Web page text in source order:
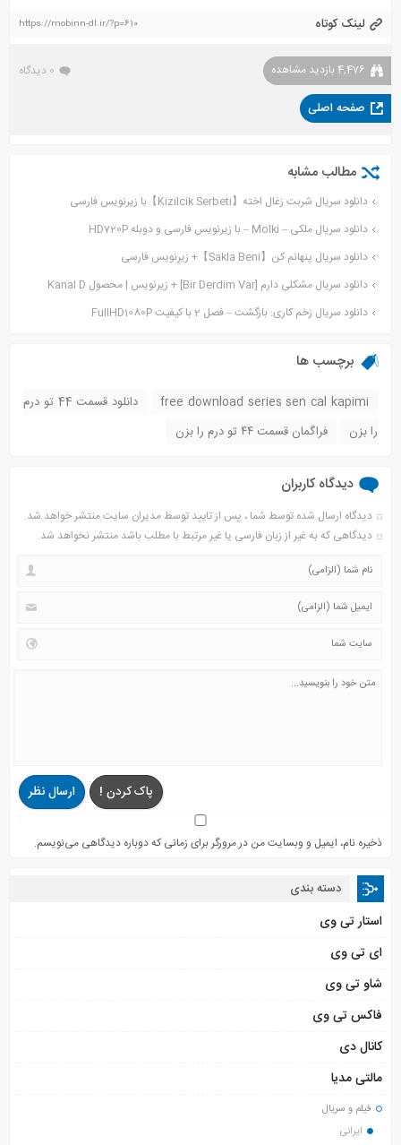
لینک کوتاه https://mobinn-dl.ir/?p=610
4,476 بازدید مشاهده 0 دیدگاه
صفحه اصلی
مطالب مشابه
دانلود سریال شربت زغال اخته【Kizilcik Serbeti】با زیرنویس فارسی
دانلود سریال ملکی – Molki – با زیرنویس فارسی و دوبله HD720P
دانلود سریال پنهانم کن【Sakla Beni】+ زیرنویس فارسی
دانلود سریال مشکلی دارم [Bir Derdim Var] + زیرنویس | محصول Kanal D
دانلود سریال زخم کاری: بازگشت – فصل 2 با کیفیت FullHD1080P
برچسب ها
free download series sen cal kapimi
دانلود قسمت 44 تو درم
را بزن
فراگمان قسمت ۴۴ تو درم را بزن
دیدگاه کاربران
دیدگاه ارسال شده توسط شما ، پس از تایید توسط مدیران سایت منتشر خواهد شد.
دیدگاهی که به غیر از زبان فارسی یا غیر مرتبط با مطلب باشد منتشر نخواهد شد.
ارسال نظر پاک کردن !
ذخیره نام، ایمیل و وبسایت من در مرورگر برای زمانی که دوباره دیدگاهی می‌نویسم.
دسته بندی
استار تی وی
ای تی وی
شاو تی وی
فاکس تی وی
کانال دی
مالتی مدیا
فیلم و سریال
ایرانی